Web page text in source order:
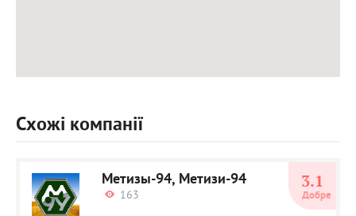
Схожі компанії
Метизы-94, Метизи-94
163
3.1
Добре